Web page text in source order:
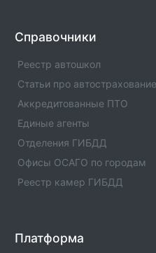
Оператор техосмотра
Оператор техосмотра
Оператор техосмотра
оператора, статус
Оператор техосмотра
Информация об
Оператор техосмотра
Оператор техосмотра
Информация об
Справочники
Реестр автошкол
Статьи про автострахование
Аккредитованные ПТО
Единые агенты
Отделения ГИБДД
Офисы ОСАГО по городам
Реестр камер ГИБДД
Платформа